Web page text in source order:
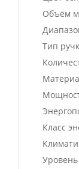
Объём
Тип
Класс